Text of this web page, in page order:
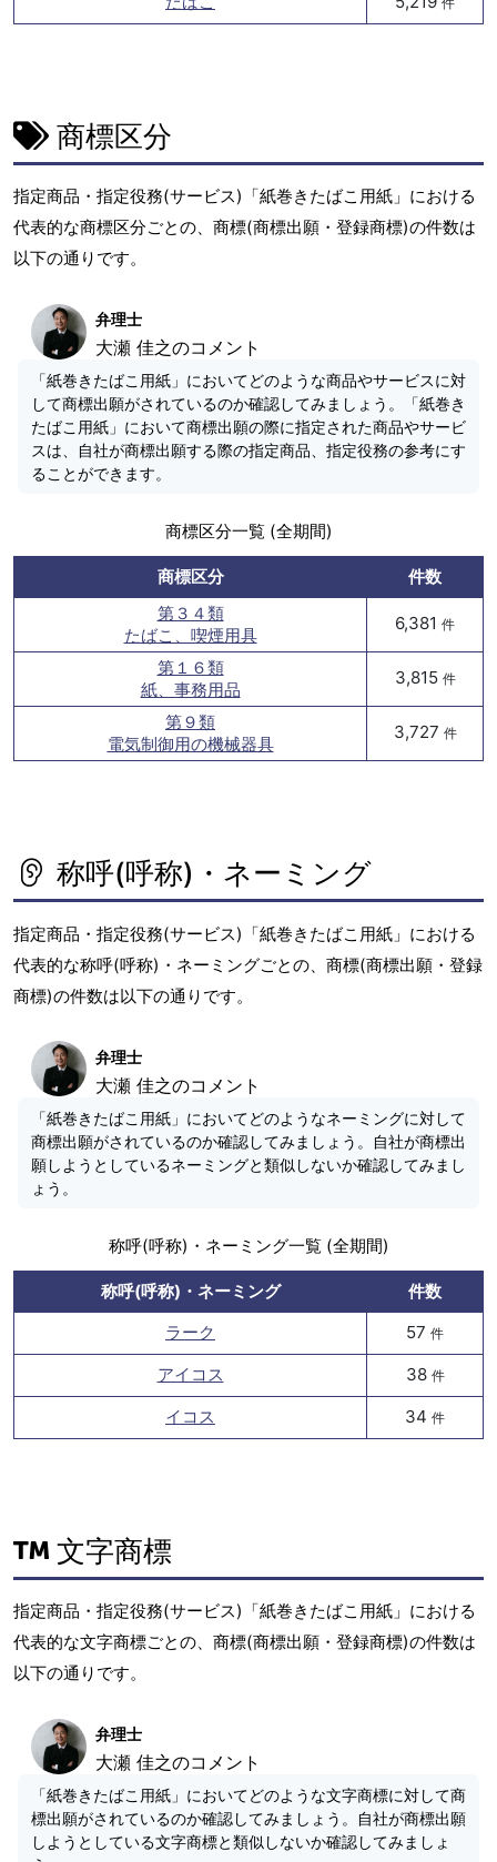
商標区分
指定商品・指定役務(サービス)「紙巻きたばこ用紙」における
代表的な商標区分ごとの、商標(商標出願・登録商標)の件数は
以下の通りです。
弁理士
大瀬 佳之のコメント
「紙巻きたばこ用紙」においてどのような商品やサービスに対
して商標出願がされているのか確認してみましょう。「紙巻き
たばこ用紙」において商標出願の際に指定された商品やサービ
スは、自社が商標出願する際の指定商品、指定役務の参考にす
ることができます。
商標区分一覧 (全期間)
商標区分
件数
第３４類
たばこ、喫煙用具
6,381 件
第１６類
紙、事務用品
3,815 件
第９類
電気制御用の機械器具
3,727 件
称呼(呼称)・ネーミング
指定商品・指定役務(サービス)「紙巻きたばこ用紙」における
代表的な称呼(呼称)・ネーミングごとの、商標(商標出願・登録
商標)の件数は以下の通りです。
弁理士
大瀬 佳之のコメント
「紙巻きたばこ用紙」においてどのようなネーミングに対して
商標出願がされているのか確認してみましょう。自社が商標出
願しようとしているネーミングと類似しないか確認してみまし
ょう。
称呼(呼称)・ネーミング一覧 (全期間)
称呼(呼称)・ネーミング
件数
ラーク
57 件
アイコス 38 件
イコス 34 件
文字商標
指定商品・指定役務(サービス)「紙巻きたばこ用紙」における
代表的な文字商標ごとの、商標(商標出願・登録商標)の件数は
以下の通りです。
弁理士
大瀬 佳之のコメント
「紙巻きたばこ用紙」においてどのような文字商標に対して商
標出願がされているのか確認してみましょう。自社が商標出願
しようとしている文字商標と類似しないか確認してみましょ